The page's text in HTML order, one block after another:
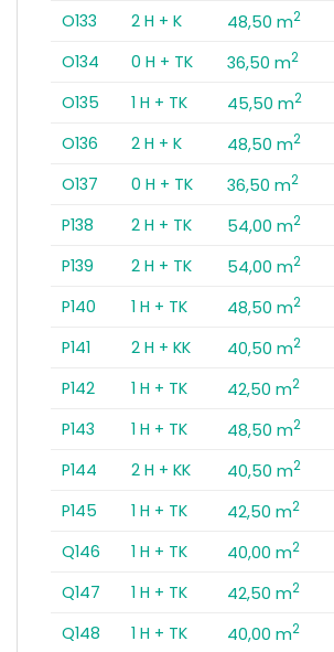
O133
2 H + K 48,50 m2
O134
0 H + TK 36,50 m2
O135
1 H + TK 45,50 m2
O136
2 H + K 48,50 m2
O137
0 H + TK 36,50 m2
P138
2 H + TK 54,00 m2
P139
2 H + TK 54,00 m2
P140
1 H + TK 48,50 m2
P141
2 H + KK 40,50 m2
P142
1 H + TK 42,50 m2
P143
1 H + TK 48,50 m2
P144
2 H + KK 40,50 m2
P145
1 H + TK 42,50 m2
Q146
1 H + TK 40,00 m2
Q147
1 H + TK 42,50 m2
Q148
1 H + TK 40,00 m2